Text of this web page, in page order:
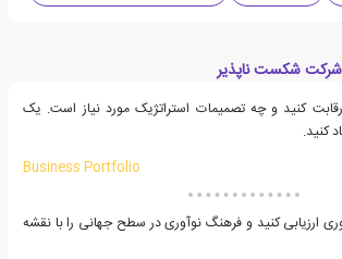
شکست ناپذیر
کنید و چه تصمیمات استراتژیک مورد نیاز است. یک
کنید.
Business Portfolio
ارزیابی کنید و فرهنگ نوآوری در سطح جهانی را با نقشه